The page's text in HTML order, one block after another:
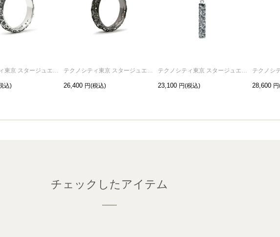
テクノシティ東京 スタージュエリーリング/指輪 シルバー / 単品 テクノシティ東京 スタージュエリーリング/指輪 ブラック /単品
26,400
テクノシティ東京 スタージュエリーネックレス シルバー / 単品
23,100 28,600
チェックしたアイテム